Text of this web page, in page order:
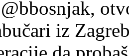
iz